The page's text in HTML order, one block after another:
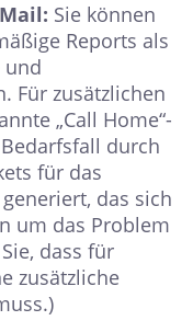
Sie können
Reports als
und
Für zusätzlichen
„Call Home“-
durch
für das
das sich
um das Problem
dass für
zusätzliche